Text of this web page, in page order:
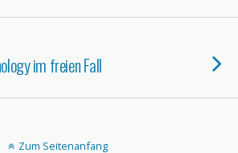
im freien Fall
Zum Seitenanfang